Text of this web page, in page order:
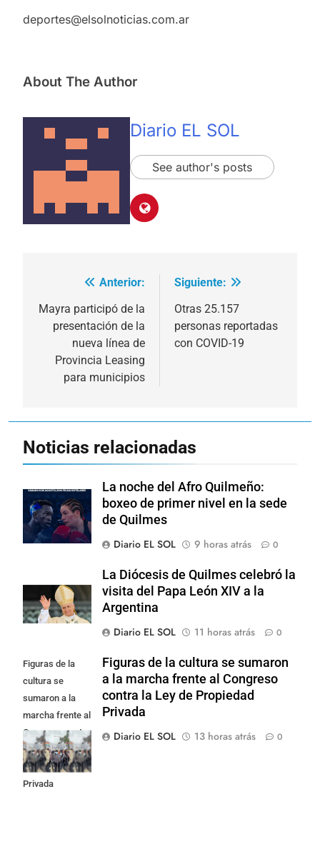
deportes@elsolnoticias.com.ar
About The Author
Diario EL SOL
See author's posts
Navegación
de
entradas
Anterior:
Mayra participó de la
presentación de la
nueva línea de
Provincia Leasing
para municipios
Siguiente:
Otras 25.157
personas reportadas
con COVID-19
Noticias relacionadas
La noche del Afro Quilmeño:
boxeo de primer nivel en la sede
de Quilmes
Diario EL SOL
9 horas atrás 0
La Diócesis de Quilmes celebró la
visita del Papa León XIV a la
Argentina
Diario EL SOL
11 horas atrás 0
Figuras de la
cultura se
sumaron a la
marcha frente al
Congreso contra
la Ley de
Propiedad
Privada
Figuras de la cultura se sumaron
a la marcha frente al Congreso
contra la Ley de Propiedad
Privada
Diario EL SOL
13 horas atrás 0